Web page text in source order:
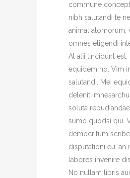
commune
nibh salutandi te
animal atomorum,
omnes eligendi
At alii tincidunt est,
equidem no. Vim
salutandi. Mei
deleniti
soluta
sumo quodsi qui.
democritum
disputationi eu, an
labores invenire
No nullam libris